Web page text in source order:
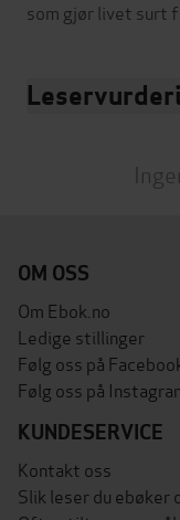
OM OSS
Om Ebok.no
Ledige stillinger
Følg oss på
Følg oss på
KUNDESERVICE
Kontakt oss
Slik leser du ebøker